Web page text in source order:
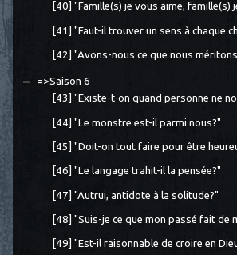
[40] "Famille(s) je vous aime, famille(s)
[41] "Faut-il trouver un sens à chaque
[42] "Avons-nous ce que nous
=>Saison 6
[43] "Existe-t-on quand personne ne
[44] "Le monstre est-il parmi nous?"
[45] "Doit-on tout faire pour être
[46] "Le langage trahit-il la pensée?"
[47] "Autrui, antidote à la solitude?"
[48] "Suis-je ce que mon passé fait de
[49] "Est-il raisonnable de croire en